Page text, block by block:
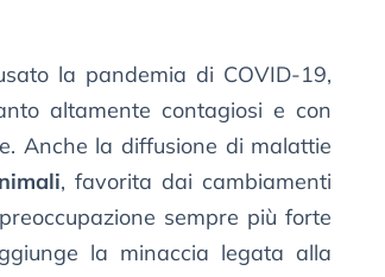
la pandemia di COVID-19,
altamente contagiosi e con
Anche la diffusione di malattie
, favorita dai cambiamenti
sempre più forte
la minaccia legata alla